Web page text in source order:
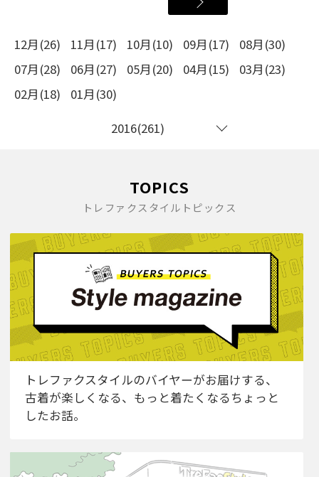
12月(26) 11月(17) 10月(10) 09月(17)
08月(30)
07月(28)
06月(27) 05月(20) 04月(15)
03月(23)
02月(18)
01月(30)
2016(261)
TOPICS
トレファクスタイルトピックス
トレファクスタイルのバイヤーがお届けする、
古着が楽しくなる、もっと着たくなるちょっと
したお話。